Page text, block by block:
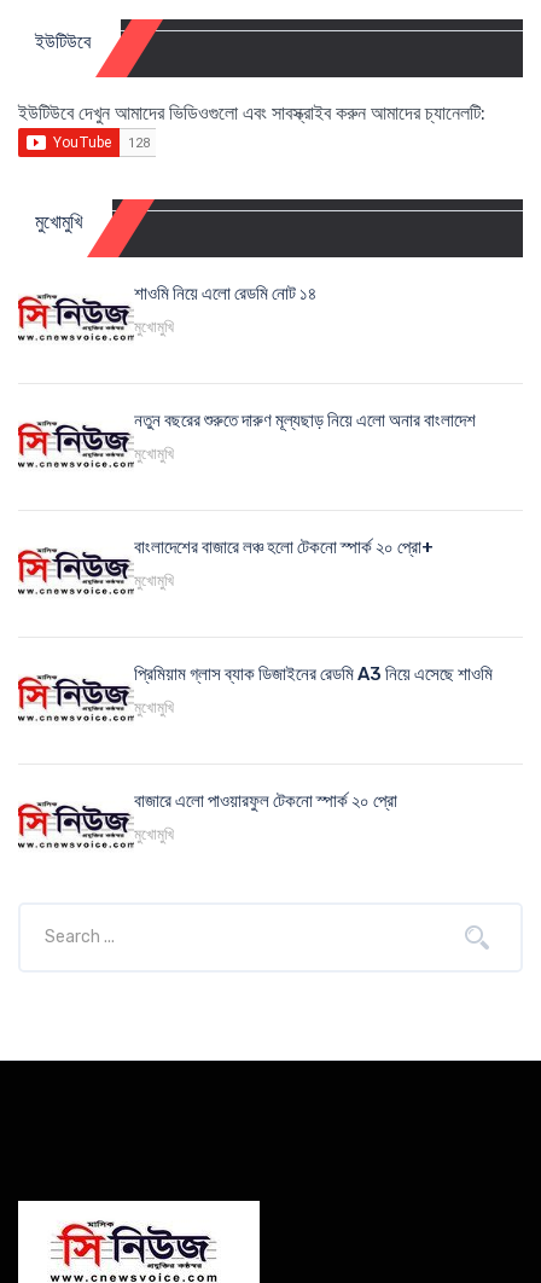
ইউটিউবে
ইউটিউবে দেখুন আমাদের ভিডিওগুলো এবং সাবস্ক্রাইব করুন আমাদের চ্যানেলটি:
মুখোমুখি
শাওমি নিয়ে এলো রেডমি নোট ১৪
মুখোমুখি
নতুন বছরের শুরুতে দারুণ মূল্যছাড় নিয়ে এলো অনার বাংলাদেশ
মুখোমুখি
বাংলাদেশের বাজারে লঞ্চ হলো টেকনো স্পার্ক ২০ প্রো+
মুখোমুখি
প্রিমিয়াম গ্লাস ব্যাক ডিজাইনের রেডমি A3 নিয়ে এসেছে শাওমি
মুখোমুখি
বাজারে এলো পাওয়ারফুল টেকনো স্পার্ক ২০ প্রো
মুখোমুখি